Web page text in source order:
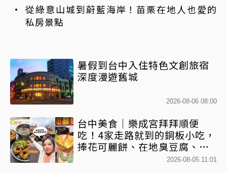
從綠意山城到蔚藍海岸！苗栗在地人也愛的
私房景點
暑假到台中入住特色文創旅宿
深度漫遊舊城
2026-08-06 08:00
台中美食｜樂成宮拜拜順便
吃！4家走路就到的銅板小吃，
捧花可麗餅、在地臭豆腐、烤
2026-08-05 11:01